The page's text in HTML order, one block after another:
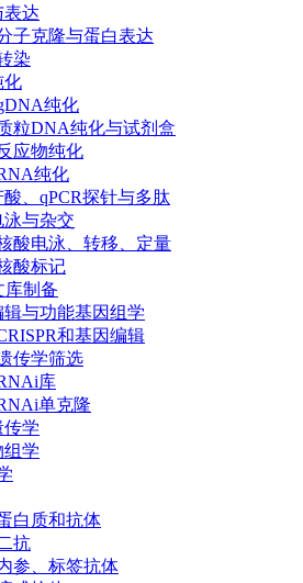
表达
子克隆与蛋白表达
染
化
纯化
粒DNA纯化与试剂盒
应物纯化
纯化
酸、qPCR探针与多肽
与杂交
酸电泳、转移、定量
酸标记
库制备
辑与功能基因组学
和基因编辑
传学筛选
库
单克隆
传学
组学
白质和抗体
抗
参、标签抗体